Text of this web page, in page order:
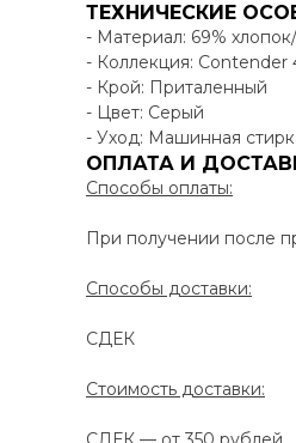
ТЕХНИЧЕСКИЕ
- Материал: 69%
- Коллекция: Contender
- Крой: Приталенный
- Цвет: Cерый
- Уход: Машинная
ОПЛАТА И
Способы оплаты:
При получении после
Способы доставки:
СДЕК
Стоимость доставки: